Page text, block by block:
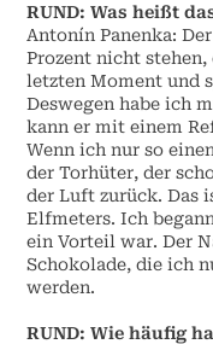
RUND: Was heißt
Antonín Panenka:
Prozent nicht
letzten Moment und
Deswegen habe ich
kann er mit einem
Wenn ich nur so
der Torhüter, der
der Luft zurück. Das
Elfmeters. Ich
ein Vorteil war. Der
Schokolade, die ich
werden.
RUND: Wie häufig